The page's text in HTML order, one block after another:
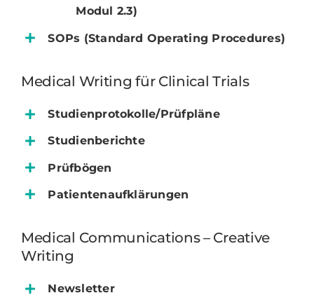
Modul 2.3)
SOPs (Standard Operating Procedures)
Medical Writing für Clinical Trials
Studienprotokolle/Prüfpläne
Studienberichte
Prüfbögen
Patientenaufklärungen
Medical Communications – Creative
Writing
Newsletter